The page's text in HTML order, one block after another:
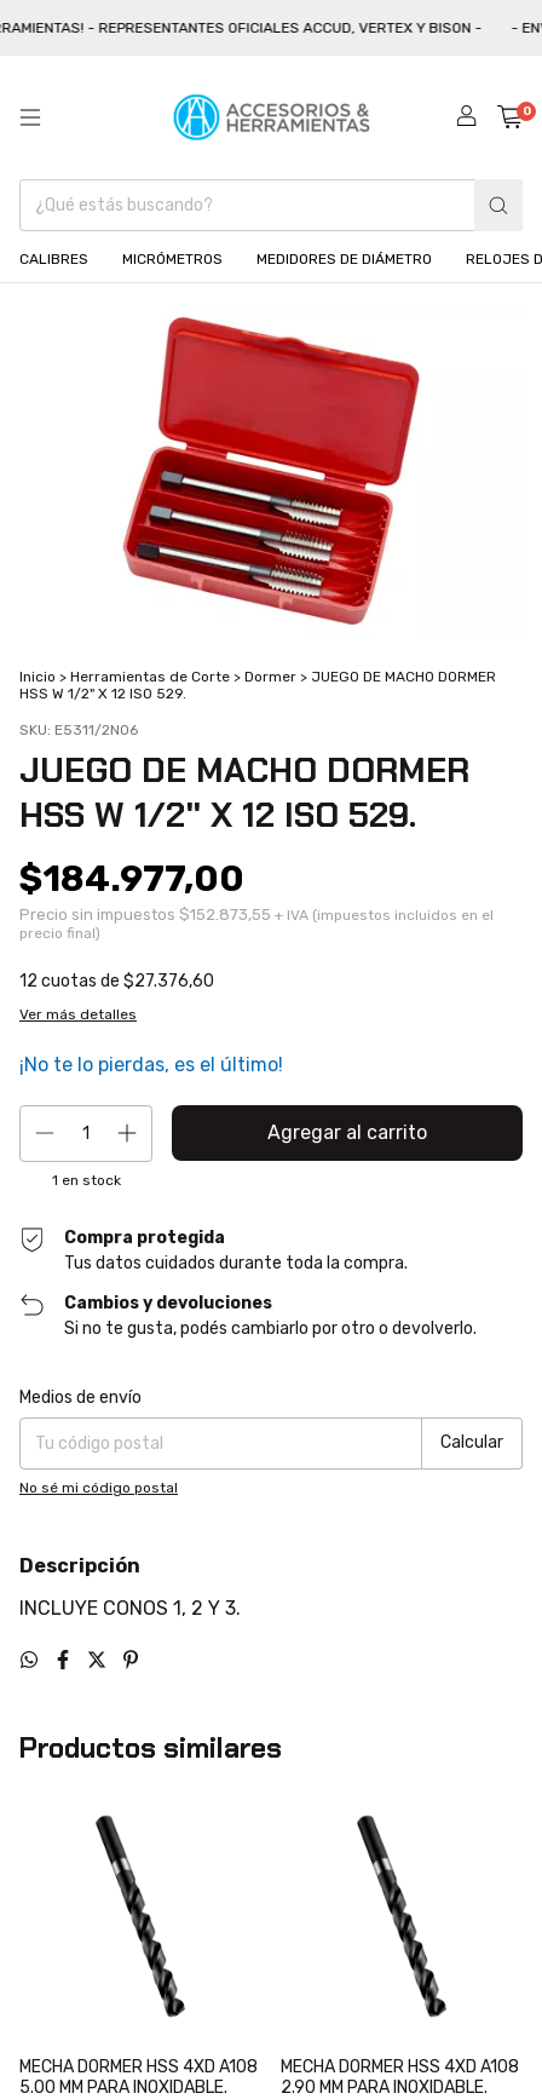
- REPRESENTANTES OFICIALES ACCUD, VERTEX Y BISON - -
0
CALIBRES MICRÓMETROS MEDIDORES DE DIÁMETRO RELOJES
Inicio > Herramientas de Corte > Dormer > JUEGO DE MACHO DORMER
HSS W 1/2" X 12 ISO 529.
SKU: E5311/2NO6
JUEGO DE MACHO DORMER
HSS W 1/2" X 12 ISO 529.
$184.977,00
Precio sin impuestos $152.873,55
12 cuotas de $27.376,60
Ver más detalles
¡No te lo pierdas, es el último!
1 en stock
Compra protegida
Tus datos cuidados durante toda la compra.
Cambios y devoluciones
Si no te gusta, podés cambiarlo por otro o devolverlo.
Entregas para el CP:
Medios de envío
Calcular
No sé mi código postal
Descripción
INCLUYE CONOS 1, 2 Y 3.
Productos similares
MECHA DORMER HSS 4XD A108
5.00 MM PARA INOXIDABLE.
MECHA DORMER HSS 4XD A108
2.90 MM PARA INOXIDABLE.